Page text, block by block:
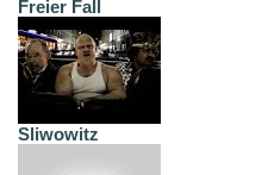
Freier Fall
Sliwowitz